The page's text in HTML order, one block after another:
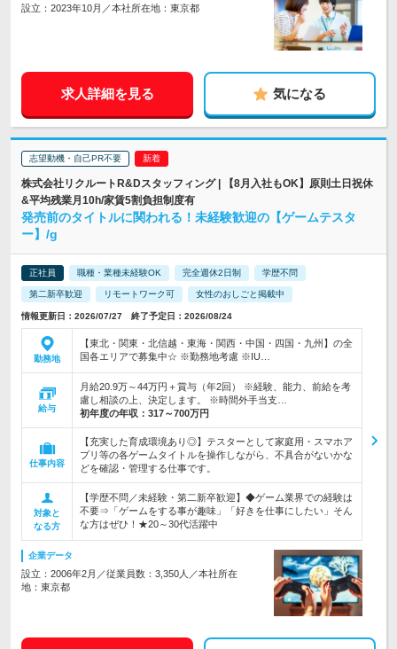
設立：2023年10月／本社所在地：東京都
求人詳細を見る 気になる
志望動機・自己PR不要
株式会社リクルートR&Dスタッフィング | 【8月入社もOK】原則土日祝休
&平均残業月10h/家賃5割負担制度有
発売前のタイトルに関われる！未経験歓迎の【ゲームテスタ
ー】/g
正社員 職種・業種未経験OK 完全週休2日制 学歴不問
第二新卒歓迎 リモートワーク可 女性のおしごと掲載中
情報更新日：2026/07/27 終了予定日：2026/08/24
勤務地
【東北・関東・北信越・東海・関西・中国・四国・九州】の全
国各エリアで募集中☆ ※勤務地考慮 ※IU…
給与
月給20.9万～44万円＋賞与（年2回） ※経験、能力、前給を考
慮し相談の上、決定します。 ※時間外手当支…
初年度の年収： 317～700万円
仕事内容
【充実した育成環境あり◎】テスターとして家庭用・スマホア
プリ等の各ゲームタイトルを操作しながら、不具合がないかな
どを確認・管理する仕事です。
対象と
なる方
【学歴不問／未経験・第二新卒歓迎】◆ゲーム業界での経験は
不要⇒「ゲームをする事が趣味」「好きを仕事にしたい」そん
な方はぜひ！★20～30代活躍中
企業データ
設立：2006年2月／従業員数：3,350人／本社所在
地：東京都